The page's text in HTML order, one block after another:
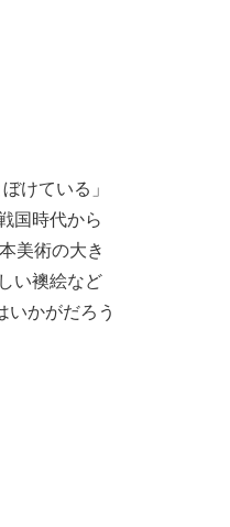
けている」
国時代から
美術の大き
い襖絵など
かがだろう